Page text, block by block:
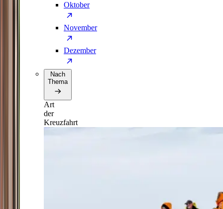
Oktober
November
Dezember
Nach
Thema
Art
der
Kreuzfahrt